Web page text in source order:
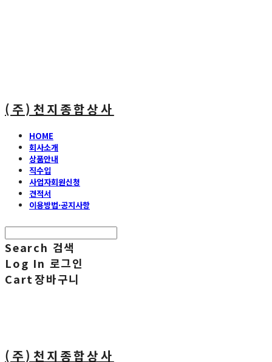
(주)천지종합상사
HOME
회사소개
상품안내
직수입
사업자회원신청
견적서
이용방법·공지사항
Search 검색
Log In 로그인
Cart장바구니
(주)천지종합상사